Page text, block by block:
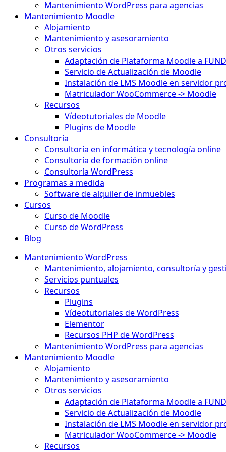
Mantenimiento WordPress para agencias
Mantenimiento Moodle
Alojamiento
Mantenimiento y asesoramiento
Otros servicios
Adaptación de Plataforma Moodle a
Servicio de Actualización de Moodle
Instalación de LMS Moodle en servidor
Matriculador WooCommerce -> Moodle
Recursos
Vídeotutoriales de Moodle
Plugins de Moodle
Consultoría
Consultoría en informática y tecnología online
Consultoría de formación online
Consultoría WordPress
Programas a medida
Software de alquiler de inmuebles
Cursos
Curso de Moodle
Curso de WordPress
Blog
Mantenimiento WordPress
Mantenimiento, alojamiento, consultoría y
Servicios puntuales
Recursos
Plugins
Vídeotutoriales de WordPress
Elementor
Recursos PHP de WordPress
Mantenimiento WordPress para agencias
Mantenimiento Moodle
Alojamiento
Mantenimiento y asesoramiento
Otros servicios
Adaptación de Plataforma Moodle a
Servicio de Actualización de Moodle
Instalación de LMS Moodle en servidor
Matriculador WooCommerce -> Moodle
Recursos